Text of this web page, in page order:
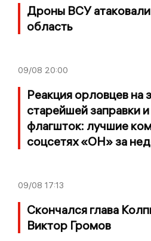
Дроны ВСУ
область
09/08 20:00
Реакция орловцев на
старейшей заправки и
флагшток: лучшие
соцсетях «ОН» за
09/08 17:13
Скончался глава
Виктор Громов